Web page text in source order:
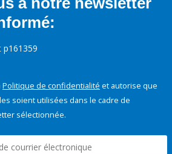
Politique de confidentialité et autorise que
soient utilisées dans le cadre de
sélectionnée.